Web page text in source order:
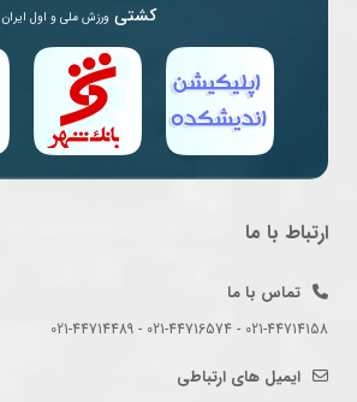
کشتی ورزش ملی و اول ایران
ارتباط با ما
تماس با ما
021-44714158 - 021-44716574 - 021-44714489
ایمیل های ارتباطی